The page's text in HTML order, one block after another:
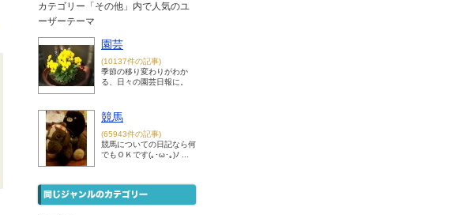
カテゴリー「その他」内で人気のユ
ーザーテーマ
園芸
(10137件の記事)
季節の移り変わりがわか
る、日々の園芸日報に。
競馬
(65943件の記事)
競馬についての日記なら何
でもＯＫです(｡･ω･｡)ﾉ ...